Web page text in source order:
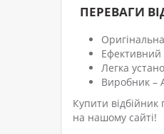
ПЕРЕВАГИ
Оригінальна
Ефективний
Легка
Виробник –
Купити
на нашому сайті!